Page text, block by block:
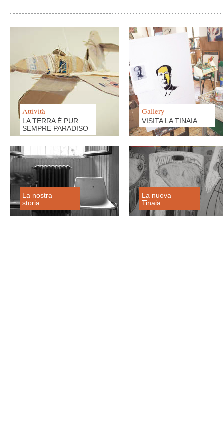
Attività
LA TERRA È PUR
SEMPRE PARADISO
Gallery
VISITA LA TINAIA
La nostra
storia
La nuova
Tinaia